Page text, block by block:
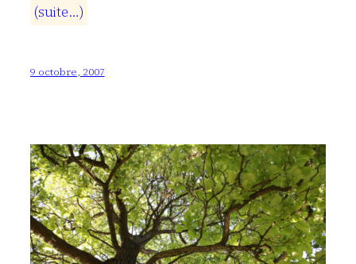
(suite…)
9 octobre, 2007